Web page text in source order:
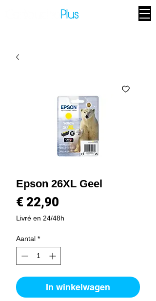
Epson 26XL Geel
€ 22,90
Livré en 24/48h
Aantal *
In winkelwagen